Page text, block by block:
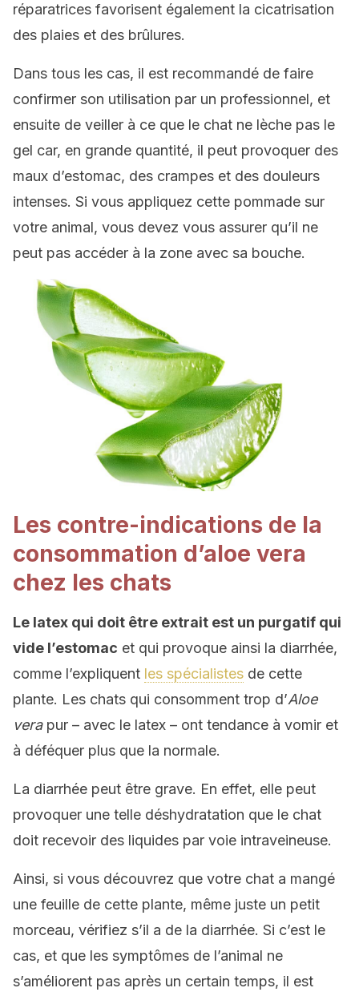
réparatrices favorisent également la cicatrisation
des plaies et des brûlures.
Dans tous les cas, il est recommandé de faire
confirmer son utilisation par un professionnel, et
ensuite de veiller à ce que le chat ne lèche pas le
gel car, en grande quantité, il peut provoquer des
maux d’estomac, des crampes et des douleurs
intenses. Si vous appliquez cette pommade sur
votre animal, vous devez vous assurer qu’il ne
peut pas accéder à la zone avec sa bouche.
Les contre-indications de la
consommation d’aloe vera
chez les chats
Le latex qui doit être extrait est un purgatif qui
vide l’estomac et qui provoque ainsi la diarrhée,
comme l’expliquent les spécialistes de cette
plante. Les chats qui consomment trop d’Aloe
verapur – avec le latex – ont tendance à vomir et
à déféquer plus que la normale.
La diarrhée peut être grave. En effet, elle peut
provoquer une telle déshydratation que le chat
doit recevoir des liquides par voie intraveineuse.
Ainsi, si vous découvrez que votre chat a mangé
une feuille de cette plante, même juste un petit
morceau, vérifiez s’il a de la diarrhée. Si c’est le
cas, et que les symptômes de l’animal ne
s’améliorent pas après un certain temps, il est